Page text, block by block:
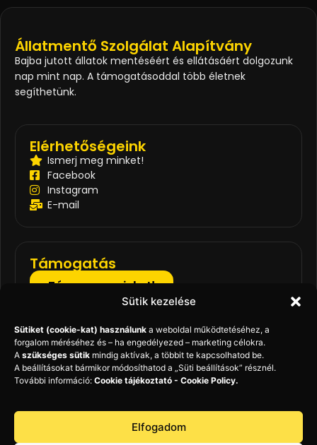
Sütik kezelése
Sütiket (cookie-kat) használunk a weboldal működtetéséhez, a
forgalom méréséhez és – ha engedélyezed – marketing célokra.
A szükséges sütik mindig aktívak, a többit te kapcsolhatod be.
A beállításokat bármikor módosíthatod a „Süti beállítások” résznél.
További információ: Cookie tájékoztató - Cookie Policy.
Elfogadom
Állatmentő Szolgálat Alapítvány
Bajba jutott állatok mentéséért és ellátásáért dolgozunk
nap mint nap. A támogatásoddal több életnek
segíthetünk.
Elérhetőségeink
Ismerj meg minket!
Facebook
Instagram
E-mail
Támogatás
Támogass minket!
Állatmentő Szolgálat Alapítvány – Az ÁLLATok
Adószám (1%):
18334461-1-42
OTP Bank – belföldi számlaszám:
HU43 1171 3012 2000 3524 0000 0000